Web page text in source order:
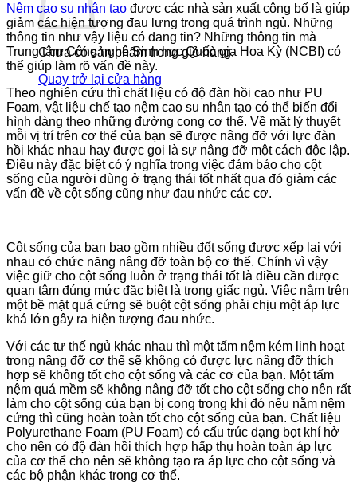
Chưa có sản phẩm trong giỏ hàng.
Quay trở lại cửa hàng
Nệm cao su nhân tạo được các nhà sản xuất công bố là giúp
giảm các hiện tượng đau lưng trong quá trình ngủ. Những
thông tin như vậy liệu có đang tin? Những thông tin mà
Trung tâm Công nghệ Sinh học Quốc gia Hoa Kỳ (NCBI) có
thể giúp làm rõ vấn đề này.
Theo nghiên cứu thì chất liệu có độ đàn hồi cao như PU
Foam, vật liệu chế tạo nệm cao su nhân tạo có thể biến đổi
hình dàng theo những đường cong cơ thể. Về mặt lý thuyết
mỗi vị trí trên cơ thể của bạn sẽ được nâng đỡ với lực đàn
hồi khác nhau hay được goi là sự nâng đỡ một cách độc lập.
Điều này đặc biệt có ý nghĩa trong việc đảm bảo cho cột
sống của người dùng ở trạng thái tốt nhất qua đó giảm các
vấn đề về cột sống cũng như đau nhức các cơ.
Cột sống của bạn bao gồm nhiều đốt sống được xếp lại với
nhau có chức năng nâng đỡ toàn bộ cơ thể. Chính vì vậy
việc giữ cho cột sống luôn ở trạng thái tốt là điều cần được
quan tâm đúng mức đặc biệt là trong giấc ngủ. Việc nằm trên
một bề mặt quá cứng sẽ buột cột sống phải chịu một áp lực
khá lớn gây ra hiện tượng đau nhức.
Với các tư thế ngủ khác nhau thì một tấm nệm kém linh hoạt
trong nâng đỡ cơ thể sẽ không có được lực nâng đỡ thích
hợp sẽ không tốt cho cột sống và các cơ của bạn. Một tấm
nệm quá mềm sẽ không nâng đỡ tốt cho cột sống cho nên rất
làm cho cột sống của bạn bị cong trong khi đó nếu nằm nệm
cứng thì cũng hoàn toàn tốt cho cột sống của bạn. Chất liệu
Polyurethane Foam (PU Foam) có cấu trúc dạng bọt khí hở
cho nên có độ đàn hồi thích hợp hấp thụ hoàn toàn áp lực
của cơ thể cho nên sẽ không tạo ra áp lực cho cột sống và
các bộ phận khác trong cơ thể.